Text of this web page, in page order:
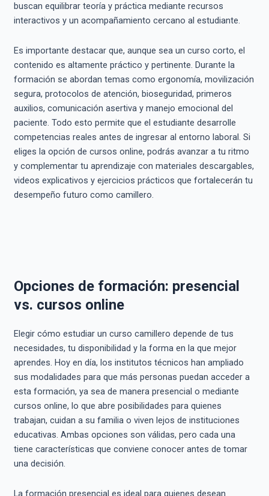
buscan equilibrar teoría y práctica mediante recursos
interactivos y un acompañamiento cercano al estudiante.
Es importante destacar que, aunque sea un curso corto, el
contenido es altamente práctico y pertinente. Durante la
formación se abordan temas como ergonomía, movilización
segura, protocolos de atención, bioseguridad, primeros
auxilios, comunicación asertiva y manejo emocional del
paciente. Todo esto permite que el estudiante desarrolle
competencias reales antes de ingresar al entorno laboral. Si
eliges la opción de cursos online, podrás avanzar a tu ritmo
y complementar tu aprendizaje con materiales descargables,
videos explicativos y ejercicios prácticos que fortalecerán tu
desempeño futuro como camillero.
Opciones de formación: presencial
vs. cursos online
Elegir cómo estudiar un curso camillero depende de tus
necesidades, tu disponibilidad y la forma en la que mejor
aprendes. Hoy en día, los institutos técnicos han ampliado
sus modalidades para que más personas puedan acceder a
esta formación, ya sea de manera presencial o mediante
cursos online, lo que abre posibilidades para quienes
trabajan, cuidan a su familia o viven lejos de instituciones
educativas. Ambas opciones son válidas, pero cada una
tiene características que conviene conocer antes de tomar
una decisión.
La formación presencial es ideal para quienes desean